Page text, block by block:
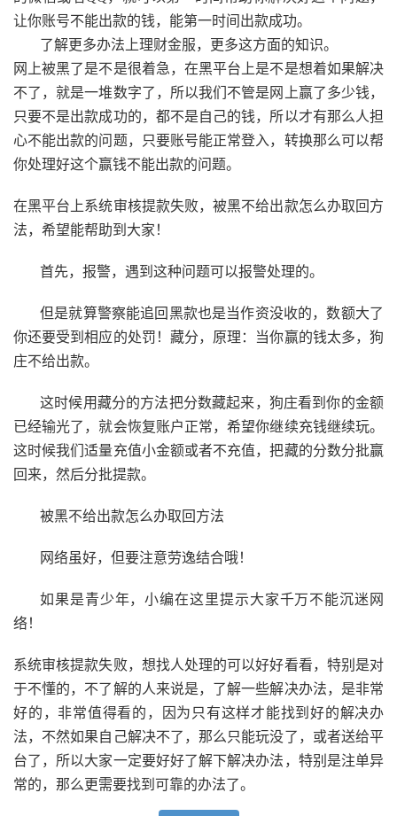
让你账号不能出款的钱，能第一时间出款成功。
了解更多办法上理财金服，更多这方面的知识。
网上被黑了是不是很着急，在黑平台上是不是想着如果解决
不了，就是一堆数字了，所以我们不管是网上赢了多少钱，
只要不是出款成功的，都不是自己的钱，所以才有那么人担
心不能出款的问题，只要账号能正常登入，转换那么可以帮
你处理好这个赢钱不能出款的问题。
在黑平台上系统审核提款失败，被黑不给出款怎么办取回方
法，希望能帮助到大家！
首先，报警，遇到这种问题可以报警处理的。
但是就算警察能追回黑款也是当作资没收的，数额大了
你还要受到相应的处罚！藏分，原理：当你赢的钱太多，狗
庄不给出款。
这时候用藏分的方法把分数藏起来，狗庄看到你的金额
已经输光了，就会恢复账户正常，希望你继续充钱继续玩。
这时候我们适量充值小金额或者不充值，把藏的分数分批赢
回来，然后分批提款。
被黑不给出款怎么办取回方法
网络虽好，但要注意劳逸结合哦！
如果是青少年，小编在这里提示大家千万不能沉迷网
络！
系统审核提款失败，想找人处理的可以好好看看，特别是对
于不懂的，不了解的人来说是，了解一些解决办法，是非常
好的，非常值得看的，因为只有这样才能找到好的解决办
法，不然如果自己解决不了，那么只能玩没了，或者送给平
台了，所以大家一定要好好了解下解决办法，特别是注单异
常的，那么更需要找到可靠的办法了。